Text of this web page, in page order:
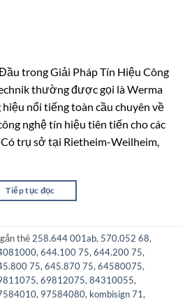
trong Giải Pháp Tín Hiệu Công
thường được gọi là Werma
nổi tiếng toàn cầu chuyên về
nghệ tín hiệu tiên tiến cho các
trụ sở tại Rietheim-Weilheim,
Tiếp tục đọc
thẻ 258.644 001ab, 570.052 68,
, 644.100 75, 644.200 75,
75, 645.870 75, 64580075,
, 69812075, 84310055,
, 97584080, kombisign 71,